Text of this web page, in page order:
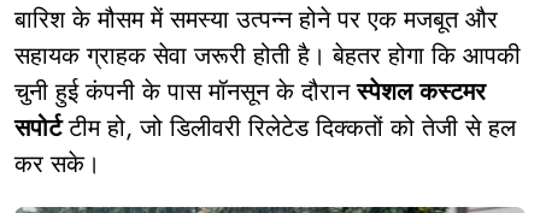
बारिश के मौसम में समस्या उत्पन्न होने पर एक मजबूत और
सहायक ग्राहक सेवा जरूरी होती है। बेहतर होगा कि आपकी
चुनी हुई कंपनी के पास मॉनसून के दौरानस्पेशल कस्टमर
सपोर्टटीम हो, जो डिलीवरी रिलेटेड दिक्कतों को तेजी से हल
कर सके।